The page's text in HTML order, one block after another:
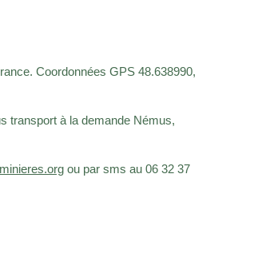
Coordonnées GPS 48.638990,
transport à la demande Némus,
ou par sms au 06 32 37